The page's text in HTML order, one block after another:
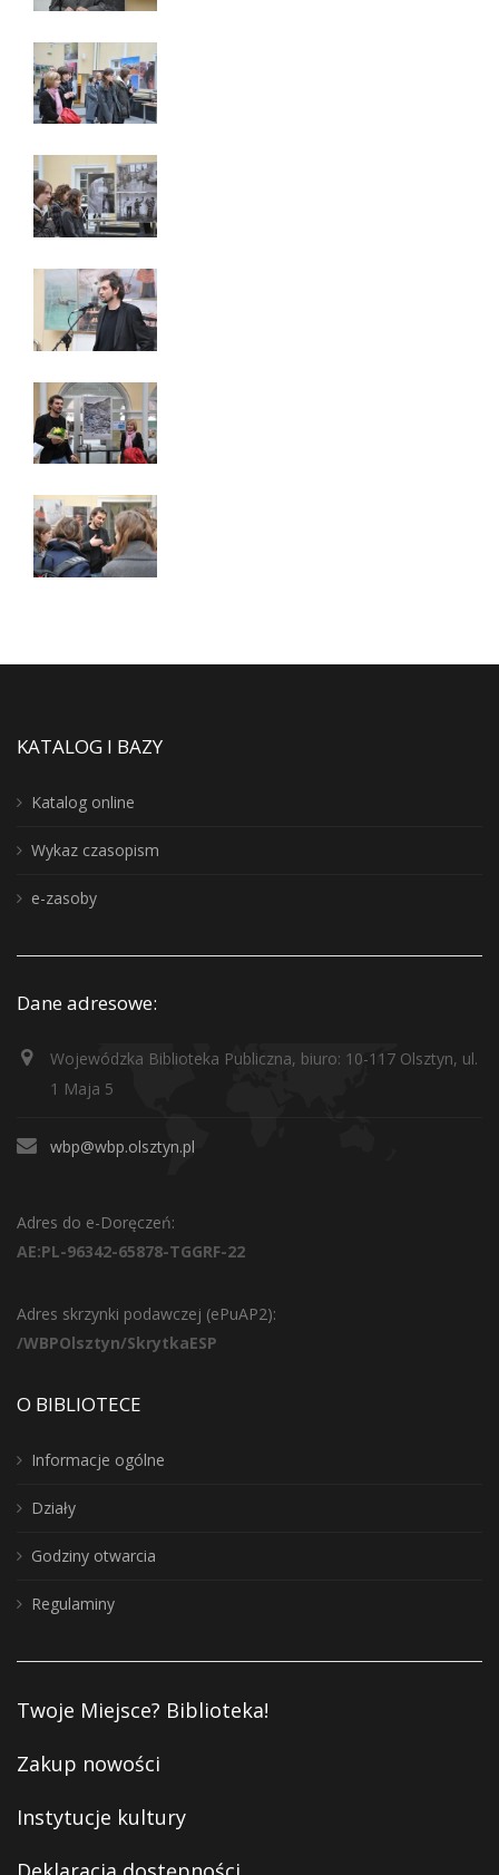
KATALOG I BAZY
Katalog online
Wykaz czasopism
e-zasoby
Dane adresowe:
Wojewódzka Biblioteka Publiczna, biuro: 10-117 Olsztyn, ul.
1 Maja 5
wbp@wbp.olsztyn.pl
Adres do e-Doręczeń:
AE:PL-96342-65878-TGGRF-22
Adres skrzynki podawczej (ePuAP2):
/WBPOlsztyn/SkrytkaESP
O BIBLIOTECE
Informacje ogólne
Działy
Godziny otwarcia
Regulaminy
Twoje Miejsce? Biblioteka!
Zakup nowości
Instytucje kultury